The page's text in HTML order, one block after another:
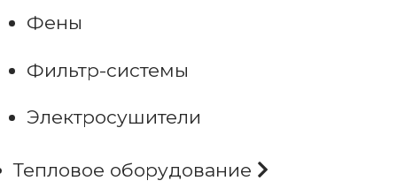
Фены
Фильтр-системы
Электросушители
Тепловое оборудование